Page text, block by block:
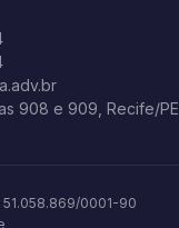
908 e 909, Recife/PE
51.058.869/0001-90